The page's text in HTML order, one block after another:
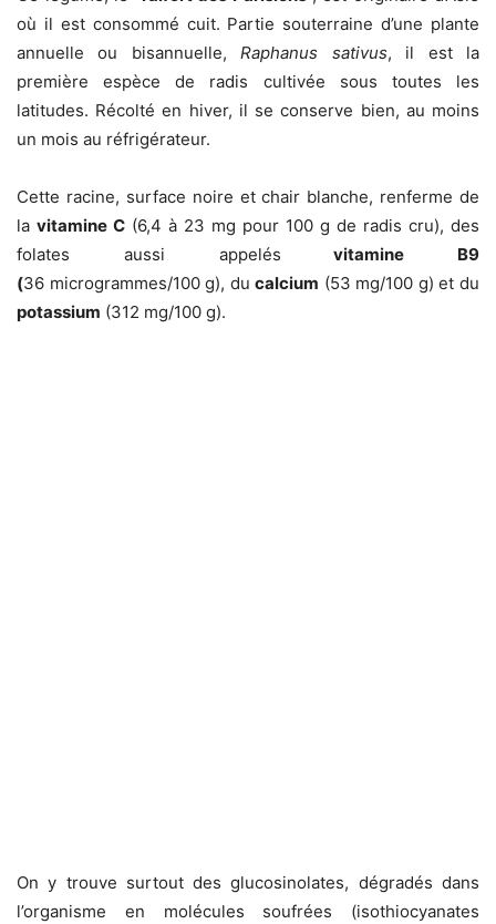
où il est consommé cuit. Partie souterraine d’une plante
annuelle ou bisannuelle,Raphanus sativus, il est la
première espèce de radis cultivée sous toutes les
latitudes. Récolté en hiver, il se conserve bien, au moins
un mois au réfrigérateur.
Cette racine, surface noire et chair blanche, renferme de
la vitamine C (6,4 à 23 mg pour 100 g de radis cru), des
folates aussi appelés vitamine B9
(36 microgrammes/100 g), ducalcium (53 mg/100 g) et du
potassium (312 mg/100 g).
On y trouve surtout des glucosinolates, dégradés dans
l’organisme en molécules soufrées (isothiocyanates